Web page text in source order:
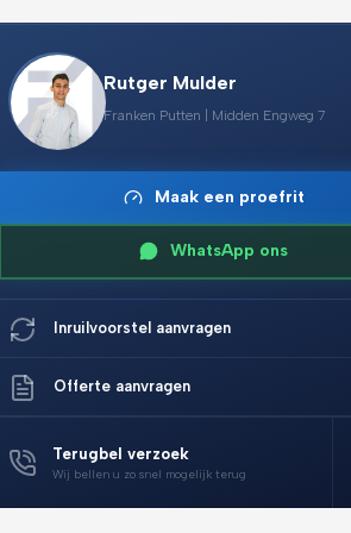
Rutger Mulder
Franken Putten | Midden Engweg 7
Maak een proefrit
WhatsApp ons
Inruilvoorstel aanvragen
Offerte aanvragen
Terugbel verzoek
Wij bellen u zo snel mogelijk terug